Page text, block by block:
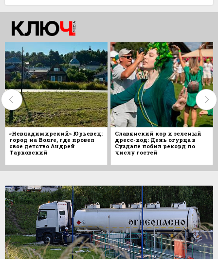
«Невладимирский» Юрьевец:
город на Волге, где провел
свое детство Андрей
Тарковский
Славянский кор и зеленый
дресс-код: День огурца в
Суздале побил рекорд по
числу гостей